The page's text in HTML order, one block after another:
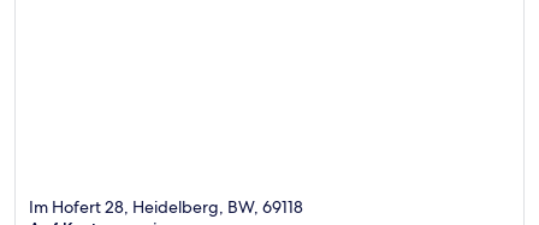
Im Hofert 28, Heidelberg, BW, 69118